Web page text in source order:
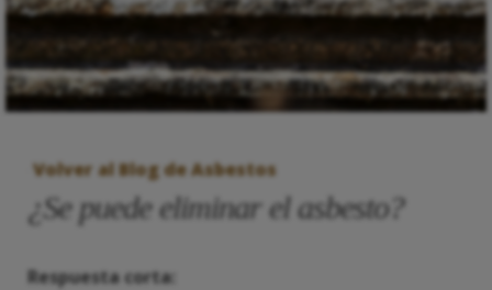
Volver al Blog de Asbestos
¿Se puede eliminar el asbesto?
Respuesta corta: